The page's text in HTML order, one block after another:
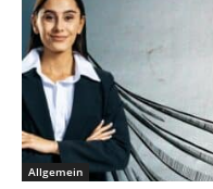
Allgemein